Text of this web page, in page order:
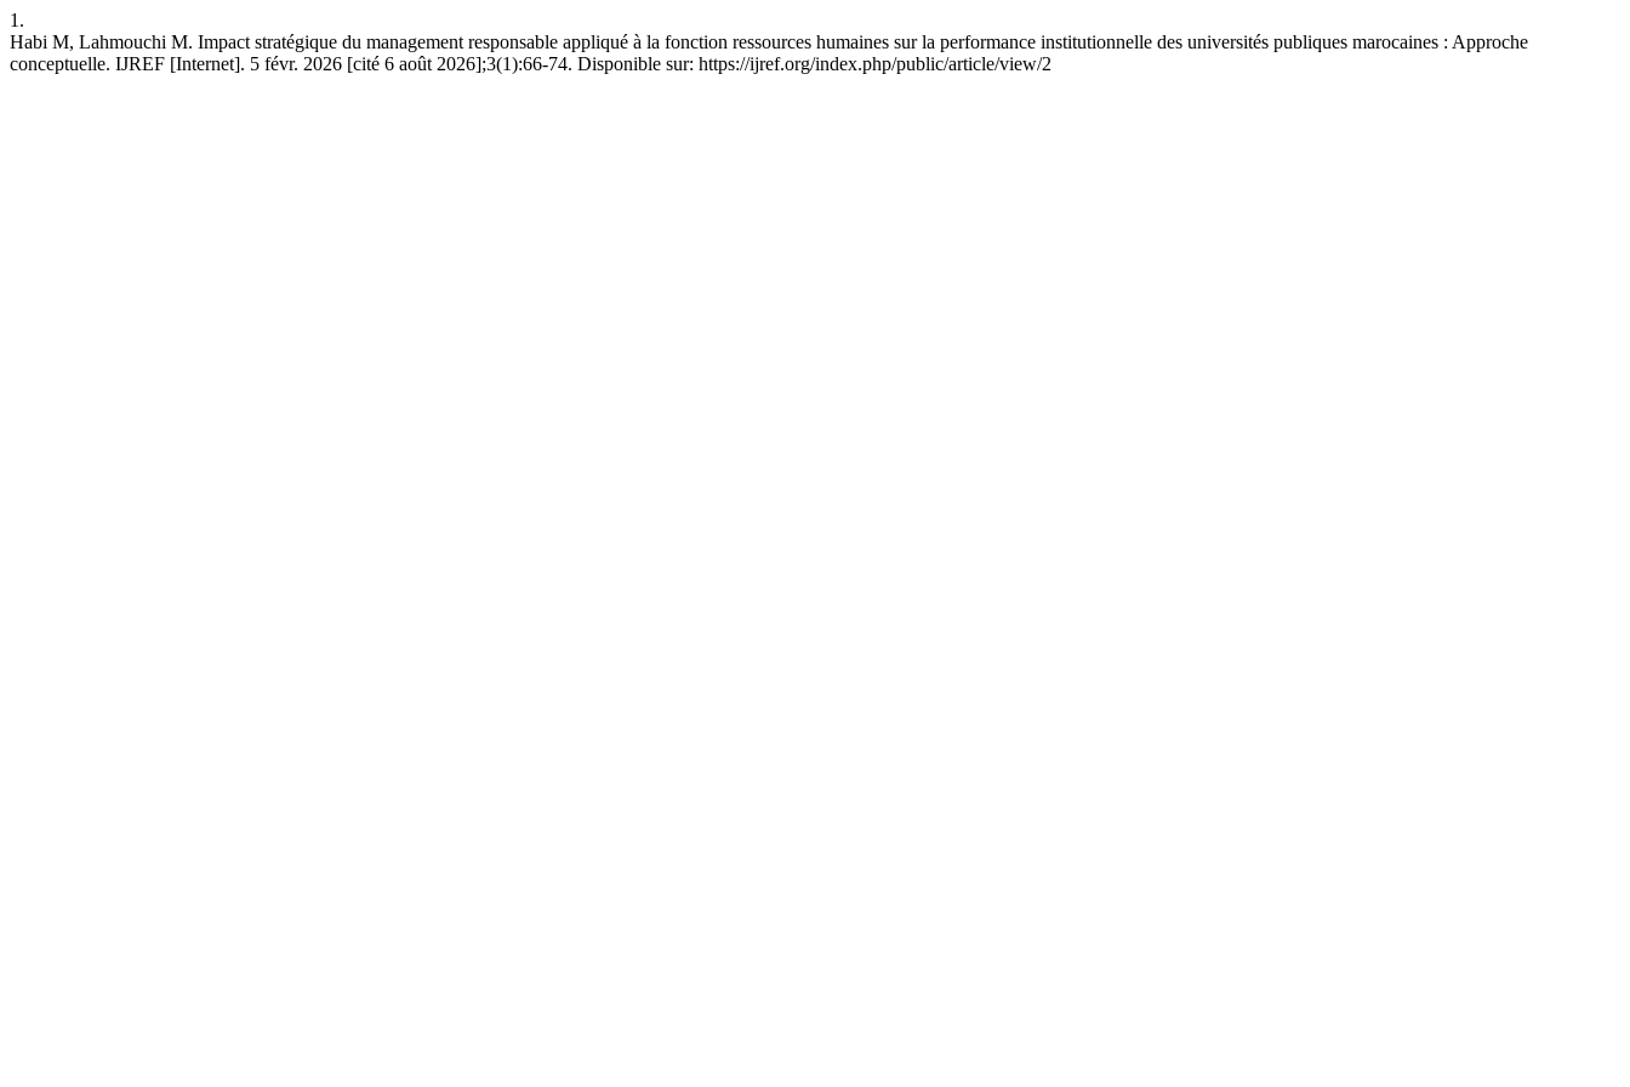
1.
Habi M, Lahmouchi M. Impact stratégique du management responsable appliqué à la fonction ressources humaines sur la performance institutionnelle des universités publiques marocaines : Approche
conceptuelle. IJREF [Internet]. 5 févr. 2026 [cité 6 août 2026];3(1):66-74. Disponible sur: https://ijref.org/index.php/public/article/view/2